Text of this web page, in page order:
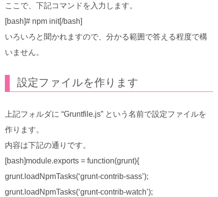
ここで、下記コマンドを入力します。
[bash]# npm init[/bash]
いろいろと聞かれますので、分かる範囲で答える程度で構
いません。
設定ファイルを作ります
上記フォルダに “Gruntfile.js” という名前で設定ファイルを
作ります。
内容は下記の通りです。
[bash]module.exports = function(grunt){
grunt.loadNpmTasks(‘grunt-contrib-sass’);
grunt.loadNpmTasks(‘grunt-contrib-watch’);